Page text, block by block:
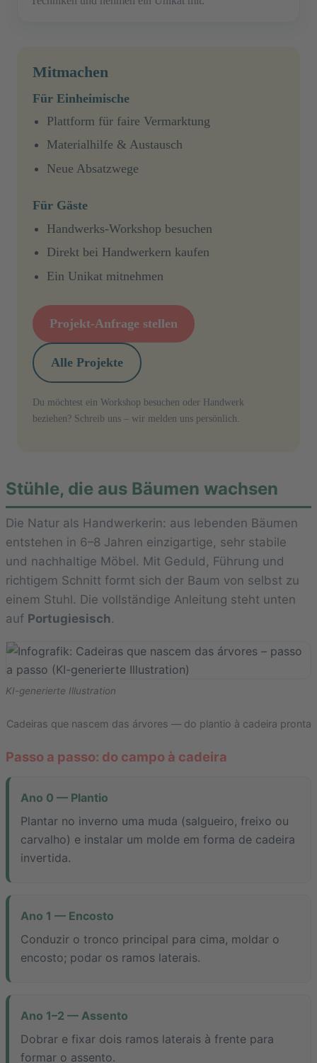
Mitmachen
Für Einheimische
Plattform für faire Vermarktung
Materialhilfe & Austausch
Neue Absatzwege
Für Gäste
Handwerks-Workshop besuchen
Direkt bei Handwerkern kaufen
Ein Unikat mitnehmen
Projekt-Anfrage stellen
Alle Projekte
Du möchtest ein Workshop besuchen oder Handwerk
beziehen? Schreib uns – wir melden uns persönlich.
Stühle, die aus Bäumen wachsen
Die Natur als Handwerkerin: aus lebenden Bäumen
entstehen in 6–8 Jahren einzigartige, sehr stabile
und nachhaltige Möbel. Mit Geduld, Führung und
richtigem Schnitt formt sich der Baum von selbst zu
einem Stuhl. Die vollständige Anleitung steht unten
auf Portugiesisch.
KI-generierte Illustration
Cadeiras que nascem das árvores — do plantio à cadeira pronta
Passo a passo: do campo à cadeira
Ano 0 — Plantio
Plantar no inverno uma muda (salgueiro, freixo ou
carvalho) e instalar um molde em forma de cadeira
invertida.
Ano 1 — Encosto
Conduzir o tronco principal para cima, moldar o
encosto; podar os ramos laterais.
Ano 1–2 — Assento
Dobrar e fixar dois ramos laterais à frente para
formar o assento.